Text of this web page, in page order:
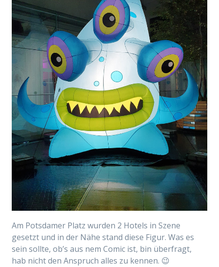
Am Potsdamer Platz wurden 2 Hotels in Szene
gesetzt und in der Nähe stand diese Figur. Was es
sein sollte, ob’s aus nem Comic ist, bin überfragt,
hab nicht den Anspruch alles zu kennen. 😉